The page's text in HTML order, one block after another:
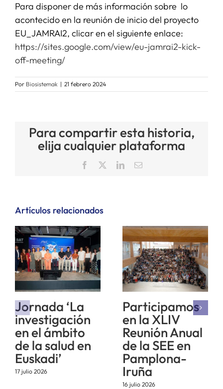
Para disponer de más información sobre lo
acontecido en la reunión de inicio del proyecto
EU_JAMRAI2, clicar en el siguiente enlace:
https://sites.google.com/view/eu-jamrai2-kick-
off-meeting/
Por Biosistemak | 21 febrero 2024
Para compartir esta historia,
elija cualquier plataforma
Facebook LinkedInCorreo
Artículos relacionados
Jornada ‘La
investigación
en el ámbito
de la salud en
Euskadi’
17 julio 2026
Participamos
en la XLIV
Reunión Anual
de la SEE en
Pamplona-
Iruña
16 julio 2026